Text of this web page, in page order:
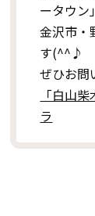
ータウン
金沢市・
す(^^♪
ぜひお問
「白山
ラ